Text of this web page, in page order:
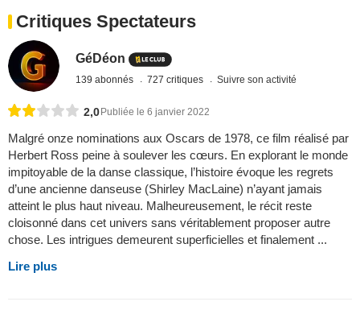
Critiques Spectateurs
GéDéon
139 abonnés 727 critiques Suivre son activité
2,0 Publiée le 6 janvier 2022
Malgré onze nominations aux Oscars de 1978, ce film réalisé par
Herbert Ross peine à soulever les cœurs. En explorant le monde
impitoyable de la danse classique, l’histoire évoque les regrets
d’une ancienne danseuse (Shirley MacLaine) n’ayant jamais
atteint le plus haut niveau. Malheureusement, le récit reste
cloisonné dans cet univers sans véritablement proposer autre
chose. Les intrigues demeurent superficielles et finalement ...
Lire plus